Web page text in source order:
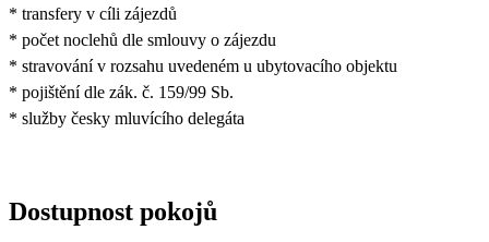
* transfery v cíli zájezdů
* počet noclehů dle smlouvy o zájezdu
* stravování v rozsahu uvedeném u ubytovacího objektu
* pojištění dle zák. č. 159/99 Sb.
* služby česky mluvícího delegáta
Dostupnost pokojů